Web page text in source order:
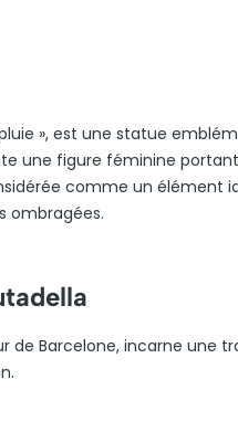
», est une statue
une figure féminine
comme un élément
ombragées.
Barcelone, incarne une